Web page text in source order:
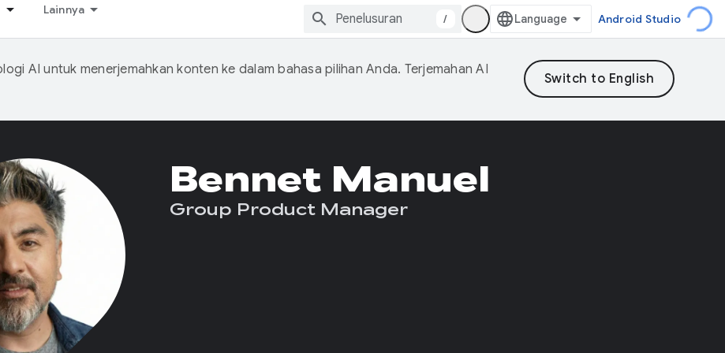
Lainnya
/ Android Studio
AI untuk menerjemahkan konten ke dalam bahasa pilihan Anda. Terjemahan AI
Bennet Manuel
Group Product Manager